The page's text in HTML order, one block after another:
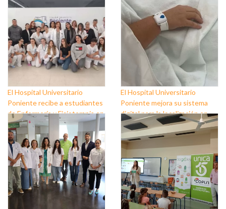
El Hospital Universitario
Poniente recibe a estudiantes
de Enfermería y Fisioterapia en
prácticas
El Hospital Universitario
Poniente mejora su sistema
digital para la localización en
tiempo real de pacientes del
Área Quirúrgica